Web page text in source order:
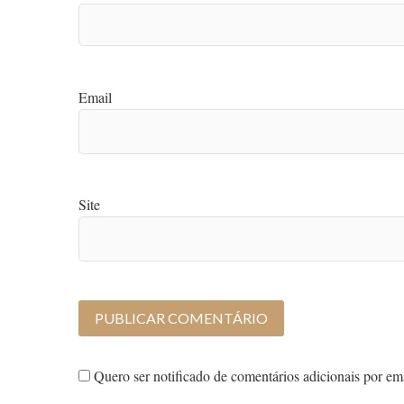
Email
Site
Quero ser notificado de comentários adicionais por